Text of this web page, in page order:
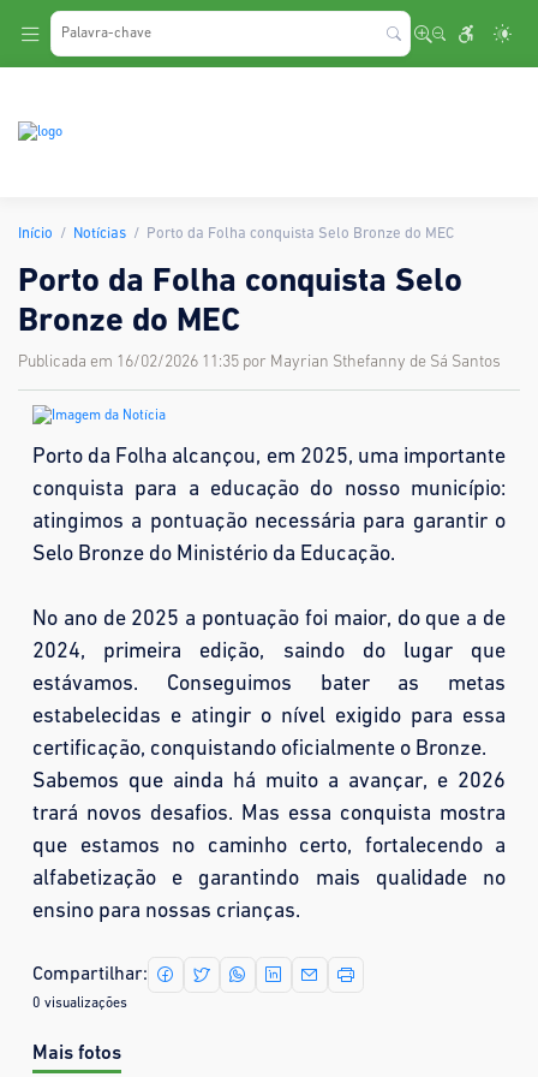
Início Notícias Porto da Folha conquista Selo Bronze do MEC
Porto da Folha conquista Selo
Bronze do MEC
Publicada em 16/02/2026 11:35 por Mayrian Sthefanny de Sá Santos
Porto da Folha alcançou, em 2025, uma importante
conquista para a educação do nosso município:
atingimos a pontuação necessária para garantir o
Selo Bronze do Ministério da Educação.
No ano de 2025 a pontuação foi maior, do que a de
2024, primeira edição, saindo do lugar que
estávamos. Conseguimos bater as metas
estabelecidas e atingir o nível exigido para essa
certificação, conquistando oficialmente o Bronze.
Sabemos que ainda há muito a avançar, e 2026
trará novos desafios. Mas essa conquista mostra
que estamos no caminho certo, fortalecendo a
alfabetização e garantindo mais qualidade no
ensino para nossas crianças.
Compartilhar:
0 visualizações
Mais fotos